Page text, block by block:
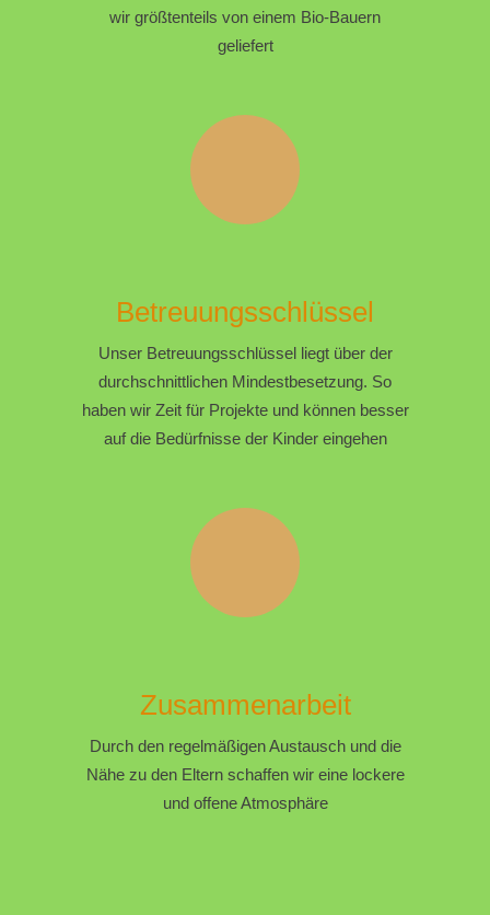
wir größtenteils von einem Bio-Bauern
geliefert
Betreuungsschlüssel
Unser Betreuungsschlüssel liegt über der
durchschnittlichen Mindestbesetzung. So
haben wir Zeit für Projekte und können besser
auf die Bedürfnisse der Kinder eingehen
Zusammenarbeit
Durch den regelmäßigen Austausch und die
Nähe zu den Eltern schaffen wir eine lockere
und offene Atmosphäre